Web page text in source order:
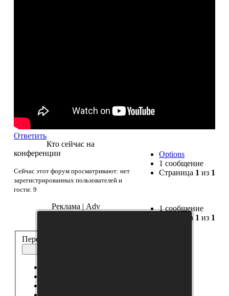
Ответить
Options
1 сообщение
Страница 1 из 1
1 сообщение
Страница 1 из 1
Перейти:
Кто сейчас на
конференции
Сейчас этот форум просматривают: нет
зарегистрированных пользователей и
гости: 9
Реклама | Adv